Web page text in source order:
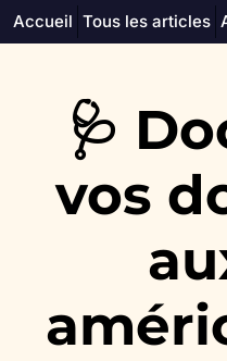
Accueil Tous les articles
🩺
vos